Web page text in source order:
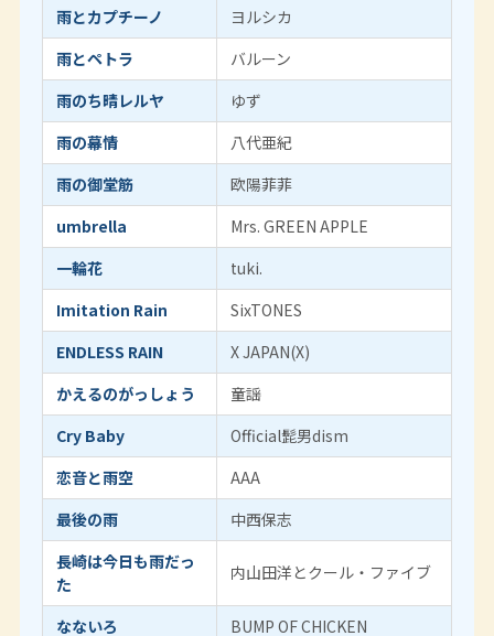
雨とカプチーノ
ヨルシカ
雨とペトラ
バルーン
雨のち晴レルヤ
ゆず
雨の幕情
八代亜紀
雨の御堂筋
欧陽菲菲
umbrella
Mrs. GREEN APPLE
一輪花
tuki.
Imitation Rain
SixTONES
ENDLESS RAIN
X JAPAN(X)
かえるのがっしょう
童謡
Cry Baby
Official髭男dism
恋音と雨空
AAA
最後の雨
中西保志
長崎は今日も雨だっ
た
内山田洋とクール・ファイブ
なないろ
BUMP OF CHICKEN